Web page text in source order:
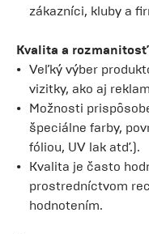
zákazníci, kluby a
Kvalita a rozmanitosť
Veľký výber
vizitky, ako aj
Možnosti
špeciálne farby,
fóliou, UV lak atď.).
Kvalita je často
prostredníctvom
hodnotením.